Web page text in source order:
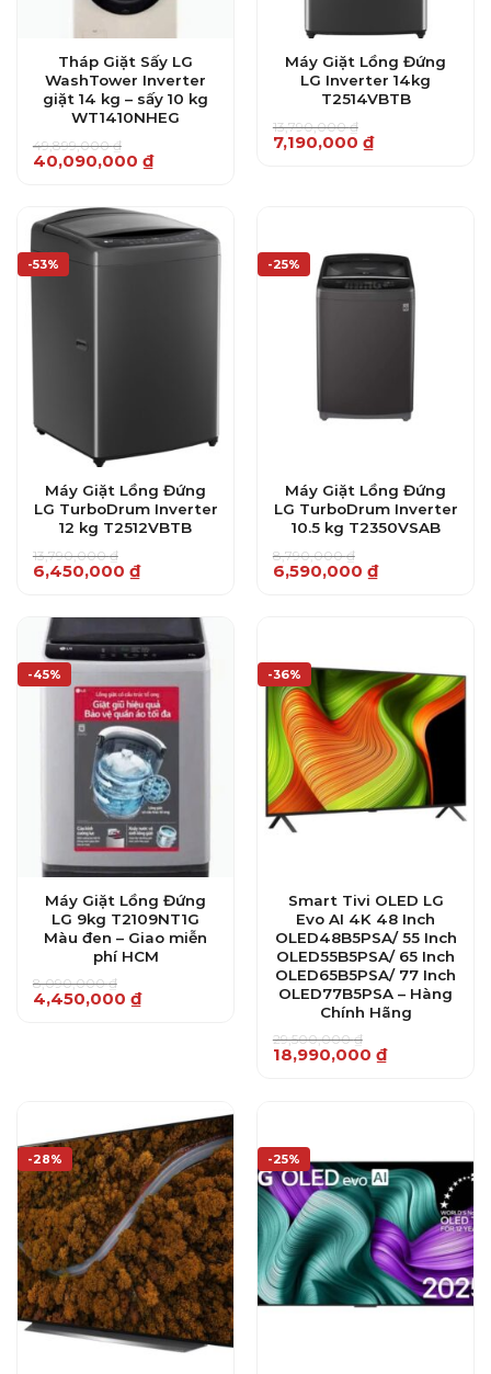
Tháp Giặt Sấy LG
WashTower Inverter
giặt 14 kg – sấy 10 kg
WT1410NHEG
49,899,000₫
Giá
gốc
40,090,000 ₫
Giá
hiện
40,090,000 ₫.
Máy Giặt Lồng Đứng
LG Inverter 14kg
T2514VBTB
13,790,000₫
Giá
gốc
7,190,000 ₫
Giá
hiện
-53%
Máy Giặt Lồng Đứng
LG TurboDrum Inverter
12 kg T2512VBTB
13,790,000₫
Giá
gốc
6,450,000 ₫
Giá
hiện
6,450,000 ₫.
-25%
Máy Giặt Lồng Đứng
LG TurboDrum Inverter
10.5 kg T2350VSAB
8,790,000₫
Giá
gốc
6,590,000 ₫
Giá
hiện
-45%
Máy Giặt Lồng Đứng
LG 9kg T2109NT1G
Màu đen – Giao miễn
phí HCM
8,090,000₫
Giá
gốc
4,450,000 ₫
Giá
hiện
-36%
Smart Tivi OLED LG
Evo AI 4K 48 Inch
OLED48B5PSA/ 55 Inch
OLED55B5PSA/ 65 Inch
OLED65B5PSA/ 77 Inch
OLED77B5PSA – Hàng
Chính Hãng
29,500,000₫
Giá
gốc
18,990,000 ₫
Giá
hiện
-28% -25%